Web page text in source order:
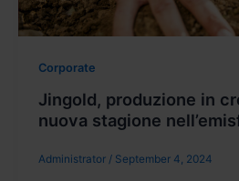
Corporate
Jingold, produzione in
nuova stagione
Administrator / September 4, 2024